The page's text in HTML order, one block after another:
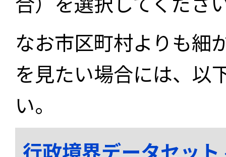
なお市区町村よりも細
を見たい場合には、以
い。
行政境界データセッ